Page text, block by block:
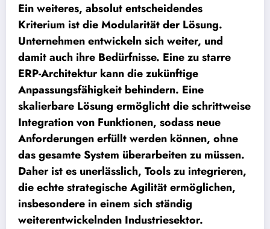
Ein weiteres, absolut entscheidendes
Kriterium ist die Modularität der Lösung.
Unternehmen entwickeln sich weiter, und
damit auch ihre Bedürfnisse. Eine zu starre
ERP-Architektur kann die zukünftige
Anpassungsfähigkeit behindern. Eine
skalierbare Lösung ermöglicht die schrittweise
Integration von Funktionen, sodass neue
Anforderungen erfüllt werden können, ohne
das gesamte System überarbeiten zu müssen.
Daher ist es unerlässlich, Tools zu integrieren,
die echte strategische Agilität ermöglichen,
insbesondere in einem sich ständig
weiterentwickelnden Industriesektor.